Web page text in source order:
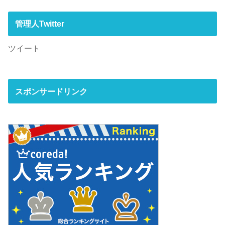
管理人Twitter
ツイート
スポンサードリンク